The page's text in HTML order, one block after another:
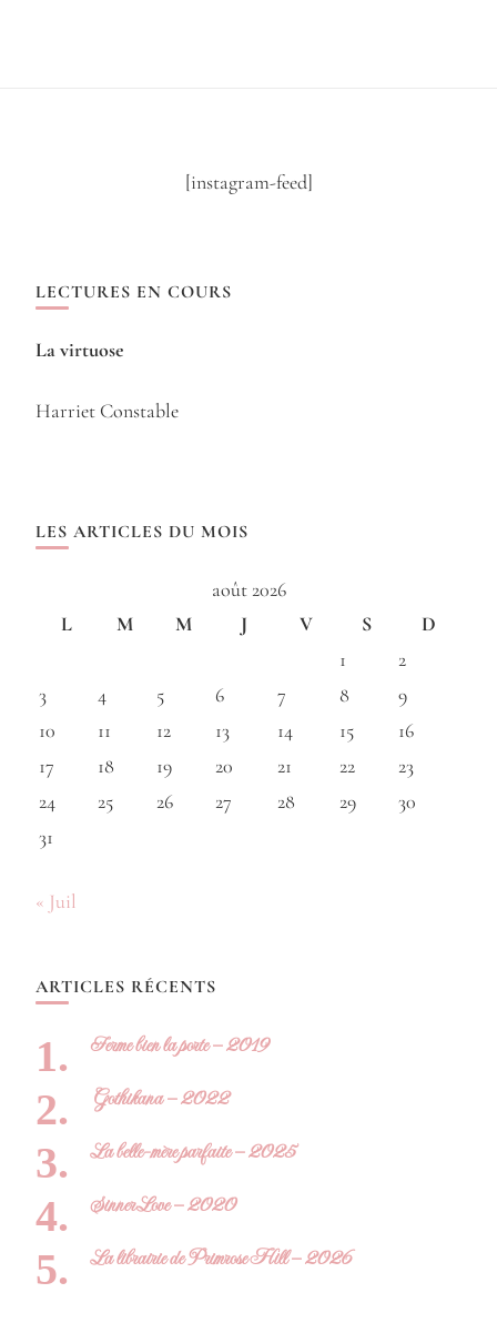
[instagram-feed]
LECTURES EN COURS
La virtuose
Harriet Constable
LES ARTICLES DU MOIS
août 2026
L
M M J V S
D
1
2
3
4 5 6 7 8
9
10
11 12 13 14 15
16
17
18 19 20 21 22
23
24
25 26 27 28 29
30
31
« Juil
ARTICLES RÉCENTS
Ferme bien la porte – 2019
Gothikana – 2022
La belle-mère parfaite – 2025
Sinner Love – 2020
La librairie de Primrose Hill – 2026